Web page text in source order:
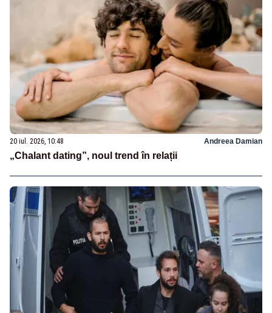
20 iul. 2026, 10:48 Andreea Damian
„Chalant dating”, noul trend în relații